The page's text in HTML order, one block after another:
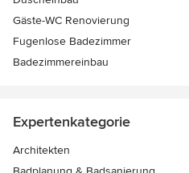
Gäste-WC Renovierung
Fugenlose Badezimmer
Badezimmereinbau
Expertenkategorie
Architekten